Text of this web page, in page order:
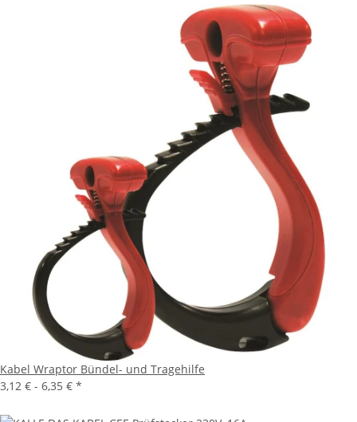
Kabel Wraptor Bündel- und Tragehilfe
3,12 € - 6,35 € *